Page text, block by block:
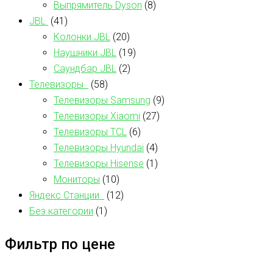
Выпрямитель Dyson (8)
JBL
(41)
Колонки JBL (20)
Наушники JBL (19)
Саундбар JBL (2)
Телевизоры
(58)
Телевизоры Samsung (9)
Телевизоры Xiaomi (27)
Телевизоры TCL (6)
Телевизоры Hyundai (4)
Телевизоры Hisense (1)
Мониторы (10)
Яндекс Станции
(12)
Без категории (1)
Фильтр по цене